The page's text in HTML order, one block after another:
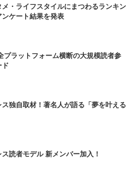
・ライフスタイルにまつわるランキン
ケート結果を発表
プラットフォーム横断の大規模読者参
独自取材！著名人が語る「夢を叶える
読者モデル 新メンバー加入！